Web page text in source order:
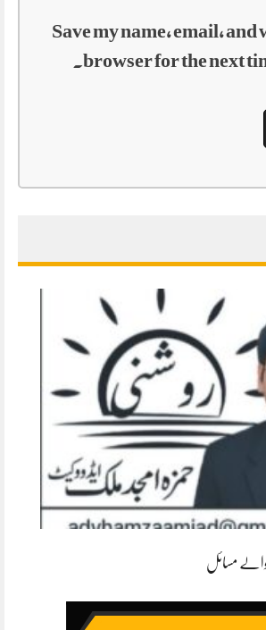
Save my name, email, and
browser for the next
مسائل